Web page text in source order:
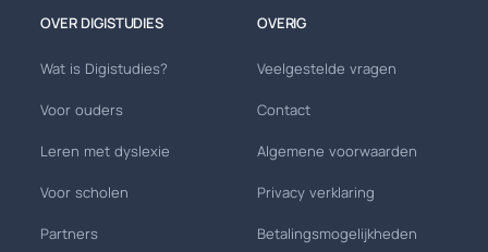
OVER DIGISTUDIES
Wat is Digistudies?
Voor ouders
Leren met dyslexie
Voor scholen
Partners
OVERIG
Veelgestelde vragen
Contact
Algemene voorwaarden
Privacy verklaring
Betalingsmogelijkheden